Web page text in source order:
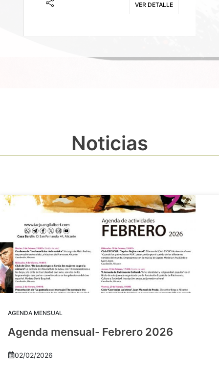
VER DETALLE
Noticias
AGENDA MENSUAL
Agenda mensual- Febrero 2026
02/02/2026